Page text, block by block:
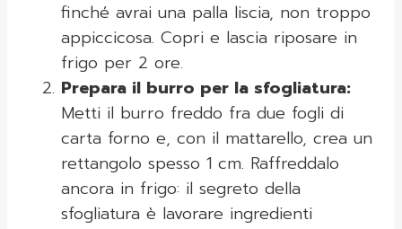
finché avrai una palla liscia, non troppo
appiccicosa. Copri e lascia riposare in
frigo per 2 ore.
Prepara il burro per la sfogliatura:
Metti il burro freddo fra due fogli di
carta forno e, con il mattarello, crea un
rettangolo spesso 1 cm. Raffreddalo
ancora in frigo: il segreto della
sfogliatura è lavorare ingredienti